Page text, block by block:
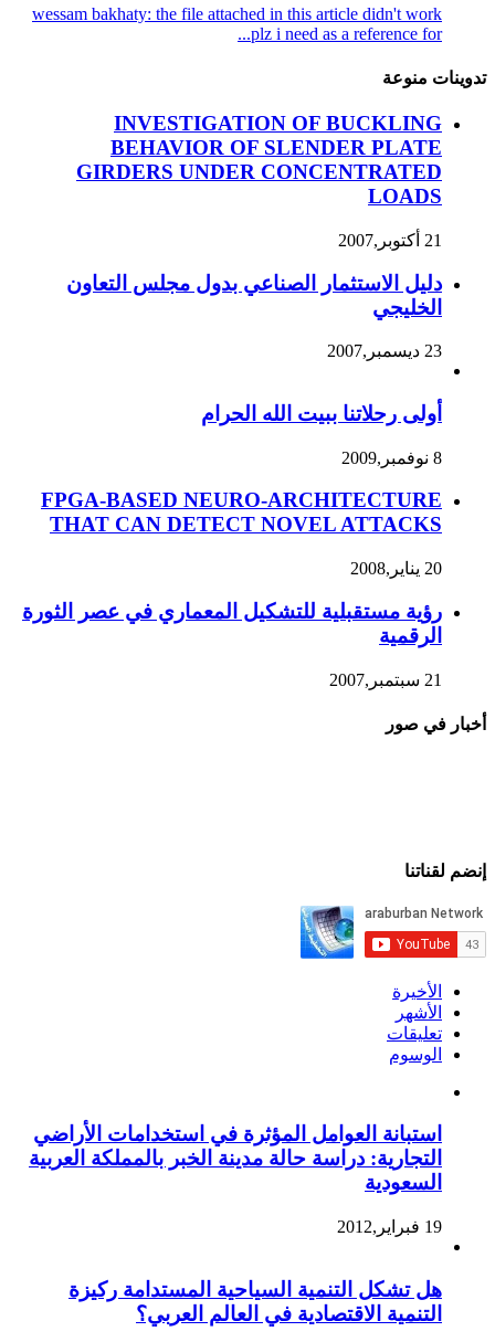
wessam bakhaty: the file attached in this article didn't work
plz i need as a reference for...
تدوينات منوعة
INVESTIGATION OF BUCKLING
BEHAVIOR OF SLENDER PLATE
GIRDERS UNDER CONCENTRATED
LOADS
21 أكتوبر,2007
دليل الاستثمار الصناعي بدول مجلس التعاون
الخليجي
23 ديسمبر,2007
أولى رحلاتنا ببيت الله الحرام
8 نوفمبر,2009
FPGA-BASED NEURO-ARCHITECTURE
THAT CAN DETECT NOVEL ATTACKS
20 يناير,2008
رؤية مستقبلية للتشكيل المعماري في عصر الثورة
الرقمية
21 سبتمبر,2007
أخبار في صور
إنضم لقناتنا
الأخيرة
الأشهر
تعليقات
الوسوم
استبانة العوامل المؤثرة في استخدامات الأراضي
التجارية: دراسة حالة مدينة الخبر بالمملكة العربية
السعودية
19 فبراير,2012
هل تشكل التنمية السياحية المستدامة ركيزة
التنمية الاقتصادية في العالم العربي؟